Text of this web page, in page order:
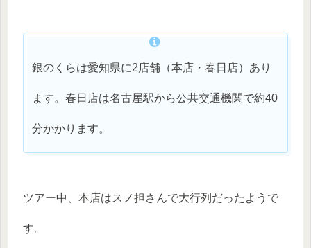
銀のくらは愛知県に2店舗（本店・春日店）あり
ます。春日店は名古屋駅から公共交通機関で約40
分かかります。
ツアー中、本店はスノ担さんで大行列だったようで
す。